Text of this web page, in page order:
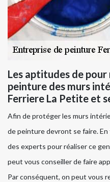
Les aptitudes de
peinture des murs
Ferriere La Petite et
Afin de protéger les murs
de peinture devront se faire.
des experts pour réaliser ce
peut vous conseiller de faire
Par conséquent, on peut vous